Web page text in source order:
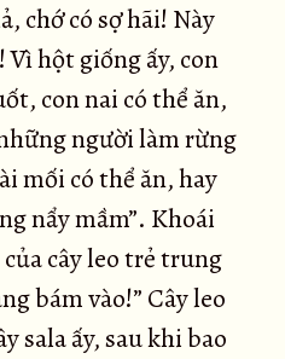
chớ có sợ hãi! Này
Vì hột giống ấy, con
con nai có thể ăn,
người làm rừng
mối có thể ăn, hay
nẩy mầm”. Khoái
cây leo trẻ trung
bám vào!” Cây leo
sala ấy, sau khi bao